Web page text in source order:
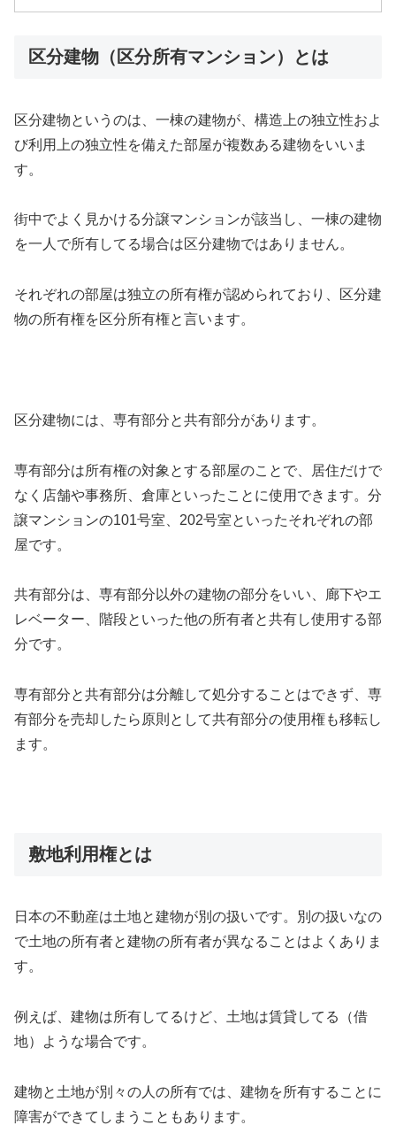
区分建物（区分所有マンション）とは
区分建物というのは、一棟の建物が、構造上の独立性およ
び利用上の独立性を備えた部屋が複数ある建物をいいま
す。
街中でよく見かける分譲マンションが該当し、一棟の建物
を一人で所有してる場合は区分建物ではありません。
それぞれの部屋は独立の所有権が認められており、区分建
物の所有権を区分所有権と言います。
区分建物には、専有部分と共有部分があります。
専有部分は所有権の対象とする部屋のことで、居住だけで
なく店舗や事務所、倉庫といったことに使用できます。分
譲マンションの101号室、202号室といったそれぞれの部
屋です。
共有部分は、専有部分以外の建物の部分をいい、廊下やエ
レベーター、階段といった他の所有者と共有し使用する部
分です。
専有部分と共有部分は分離して処分することはできず、専
有部分を売却したら原則として共有部分の使用権も移転し
ます。
敷地利用権とは
日本の不動産は土地と建物が別の扱いです。別の扱いなの
で土地の所有者と建物の所有者が異なることはよくありま
す。
例えば、建物は所有してるけど、土地は賃貸してる（借
地）ような場合です。
建物と土地が別々の人の所有では、建物を所有することに
障害ができてしまうこともあります。